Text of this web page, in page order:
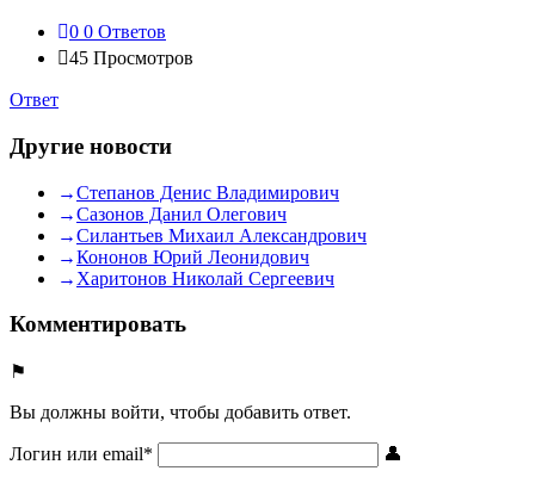
0 0 Ответов
45 Просмотров
Ответ
Другие новости
Степанов Денис Владимирович
Сазонов Данил Олегович
Силантьев Михаил Александрович
Кононов Юрий Леонидович
Харитонов Николай Сергеевич
Комментировать
Вы должны войти, чтобы добавить ответ.
Логин или email*